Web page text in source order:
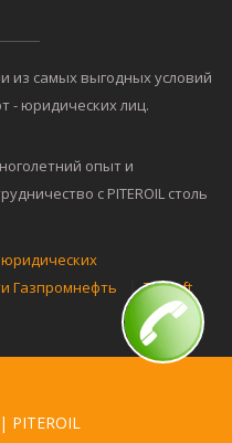
из самых выгодных условий
- юридических лиц.
опыт и
с PITEROIL столь
Газпромнефть |Tatneft
PITEROIL